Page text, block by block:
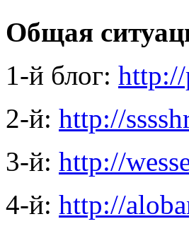
Общая
1-й блог:
2-й: http://
3-й: http://
4-й: http://